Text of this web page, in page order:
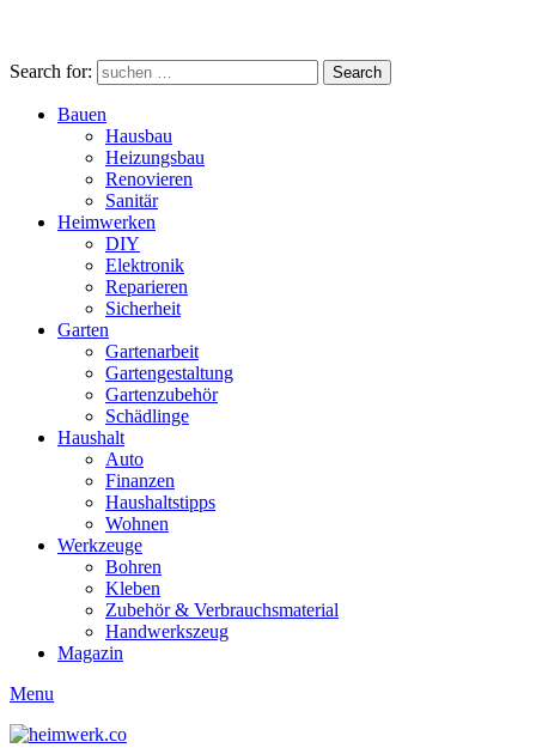
Search for: Search
Bauen
Hausbau
Heizungsbau
Renovieren
Sanitär
Heimwerken
DIY
Elektronik
Reparieren
Sicherheit
Garten
Gartenarbeit
Gartengestaltung
Gartenzubehör
Schädlinge
Haushalt
Auto
Finanzen
Haushaltstipps
Wohnen
Werkzeuge
Bohren
Kleben
Zubehör & Verbrauchsmaterial
Handwerkszeug
Magazin
Menu